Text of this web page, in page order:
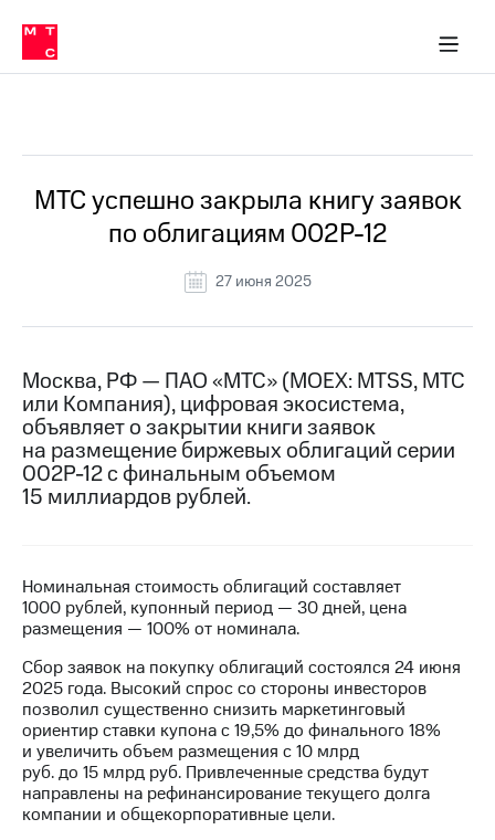
Медиа-центр
и акционерам
Устойчивое развитие
Комплаенс и деловая этика
компании
Карьера
История
компании
Руководство
Контакты
Медиа-центр
Пресс-
релизы
Достижения
Интервью
Финансовая
отчетность
Контакты
Новости
в
регионе
в МТС
Пресс-
релизы
о технологиях
МТС успешно закрыла книгу заявок
по облигациям 002Р-12
27 июня 2025
Москва, РФ — ПАО «МТС» (MOEX: MTSS, МТС
или Компания), цифровая экосистема,
объявляет о закрытии книги заявок
на размещение биржевых облигаций серии
002Р-12 с финальным объемом
15 миллиардов рублей.
Номинальная стоимость облигаций составляет
1000 рублей, купонный период — 30 дней, цена
размещения — 100% от номинала.
Сбор заявок на покупку облигаций состоялся 24 июня
2025 года. Высокий спрос со стороны инвесторов
позволил существенно снизить маркетинговый
ориентир ставки купона с 19,5% до финального 18%
и увеличить объем размещения с 10 млрд
руб. до 15 млрд руб. Привлеченные средства будут
направлены на рефинансирование текущего долга
компании и общекорпоративные цели.